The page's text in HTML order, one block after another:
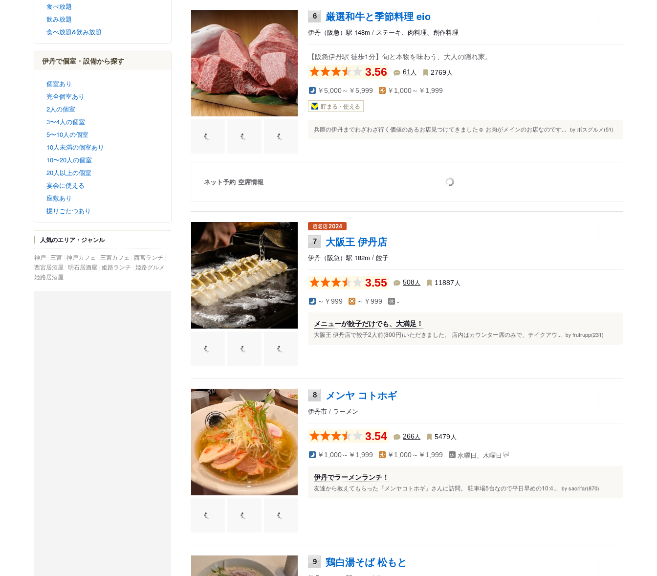
食べ放題
飲み放題
食べ放題&飲み放題
伊丹で個室・設備から探す
個室あり
完全個室あり
2人の個室
3〜4人の個室
5〜10人の個室
10人未満の個室あり
10〜20人の個室
20人以上の個室
宴会に使える
座敷あり
掘りごたつあり
人気のエリア・ジャンル
神戸 三宮 神戸カフェ 三宮カフェ
西宮ランチ
西宮居酒屋 明石居酒屋 姫路ランチ 姫路グルメ
姫路居酒屋
6 厳選和牛と季節料理 eio
伊丹（阪急）駅 148m / ステーキ、肉料理、創作料理
【阪急伊丹駅 徒歩1分】旬と本物を味わう、大人の隠れ家。
3.56 61 人 2769 人
￥5,000～￥5,999 ￥1,000～￥1,999
貯まる・使える
兵庫の伊丹までわざわざ行く価値のあるお店見つけてきました☺️ お肉がメインのお店なのです... by ボスグルメ(51)
ネット予約 空席情報
7 大阪王 伊丹店
伊丹（阪急）駅 182m / 餃子
3.55 508人 11887 人
～￥999 ～￥999 -
メニューが餃子だけでも、大満足！
大阪王 伊丹店で餃子2人前(800円)いただきました。 店内はカウンター席のみで、テイクアウ... by frufrupp(231)
8 メンヤ コトホギ
伊丹市 / ラーメン
3.54 266人 5479 人
￥1,000～￥1,999 ￥1,000～￥1,999 水曜日、木曜日
伊丹でラーメンランチ！
友達から教えてもらった『メンヤコトホギ』さんに訪問。 駐車場5台なので平日早めの10:4... by sacrifar(870)
9 鶏白湯そば 松もと